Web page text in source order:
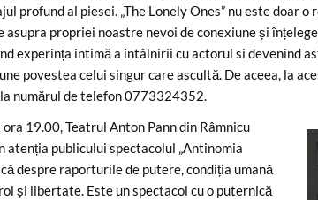
profund al piesei. „The Lonely Ones” nu este doar
propriei noastre nevoi de conexiune și
experința intimă a întâlnirii cu actorul si devenind
povestea celui singur care ascultă. De aceea, la
numărul de telefon 0773324352.
19.00, Teatrul Anton Pann din Râmnicu
atenția publicului spectacolul „Antinomia
despre raporturile de putere, condiția umană
și libertate. Este un spectacol cu o puternică